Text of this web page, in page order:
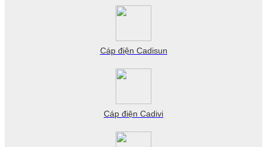
Cáp điện Cadisun
Cáp điện Cadivi